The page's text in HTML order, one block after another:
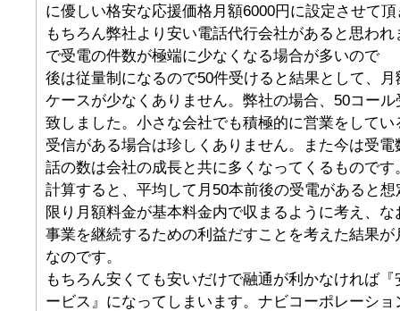
に優しい格安な応援価格月額6000円に設定させて
もちろん弊社より安い電話代行会社があると思わ
で受電の件数が極端に少なくなる場合が多いので
後は従量制になるので50件受けると結果として、
ケースが少なくありません。弊社の場合、50コー
致しました。小さな会社でも積極的に営業をして
受信がある場合は珍しくありません。また今は受
話の数は会社の成長と共に多くなってくるものです
計算すると、平均して月50本前後の受電があると
限り月額料金が基本料金内で収まるように考え、
事業を継続するための利益だすことを考えた結果が
なのです。
もちろん安くても安いだけで融通が利かなければ
ービス』になってしまいます。ナビコーポレーシ